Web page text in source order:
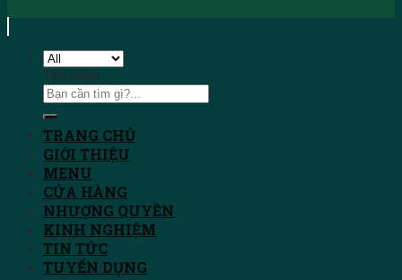
Tìm kiếm:
TRANG CHỦ
GIỚI THIỆU
MENU
CỬA HÀNG
NHƯỢNG QUYỀN
KINH NGHIỆM
TIN TỨC
TUYỂN DỤNG